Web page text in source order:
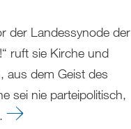
der Landessynode der
ruft sie Kirche und
aus dem Geist des
sei nie parteipolitisch,